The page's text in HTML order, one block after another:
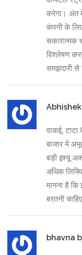
करेगा। अंत
कंपनी के
सकारात्मक
विश्लेषण
समझदारी से
वाकई,
बाजार में
बड़ी इश्यू
अधिक
मानना है
बरतनी
bhavna